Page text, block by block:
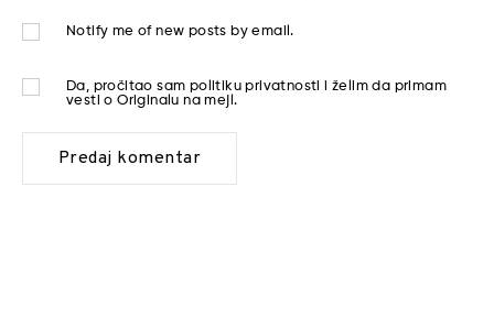
Notify me of new posts by email.
Da, pročitao sam politiku privatnosti
i želim da primam
vesti o Originalu na mejl.